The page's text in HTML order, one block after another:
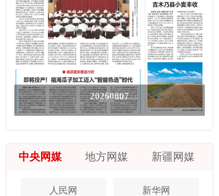
20260807
中央网媒 地方网媒 新疆网媒
人民网 新华网